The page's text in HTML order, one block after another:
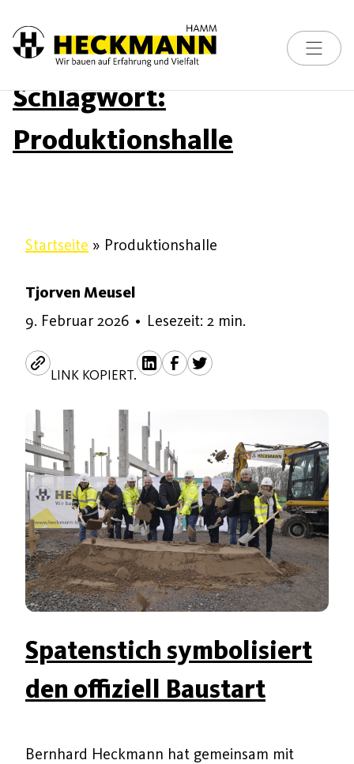
Skip to content
Toggle
Schlagwort:
Produktionshalle
Startseite » Produktionshalle
Tjorven Meusel
9. Februar 20269. Februar 2026
• Lesezeit: 2 min.
LINK KOPIERT.
Spatenstich symbolisiert
den offiziell Baustart
Bernhard Heckmann hat gemeinsam mit